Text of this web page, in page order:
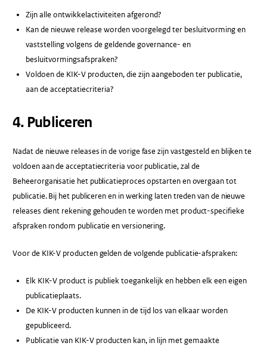
Zijn alle ontwikkelactiviteiten afgerond?
Kan de nieuwe release worden voorgelegd ter besluitvorming en
vaststelling volgens de geldende governance- en
besluitvormingsafspraken?
Voldoen de KIK-V producten, die zijn aangeboden ter publicatie,
aan de acceptatiecriteria?
4. Publiceren
Nadat de nieuwe releases in de vorige fase zijn vastgesteld en blijken te
voldoen aan de acceptatiecriteria voor publicatie, zal de
Beheerorganisatie het publicatieproces opstarten en overgaan tot
publicatie. Bij het publiceren en in werking laten treden van de nieuwe
releases dient rekening gehouden te worden met product-specifieke
afspraken rondom publicatie en versionering.
Voor de KIK-V producten gelden de volgende publicatie-afspraken:
Elk KIK-V product is publiek toegankelijk en hebben elk een eigen
publicatieplaats.
De KIK-V producten kunnen in de tijd los van elkaar worden
gepubliceerd.
Publicatie van KIK-V producten kan, in lijn met gemaakte